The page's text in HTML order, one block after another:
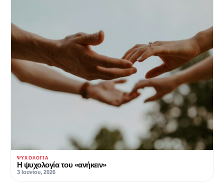
ΨΥΧΟΛΟΓΊΑ
Η ψυχολογία του «ανήκειν»
3 Ιουνίου, 2026